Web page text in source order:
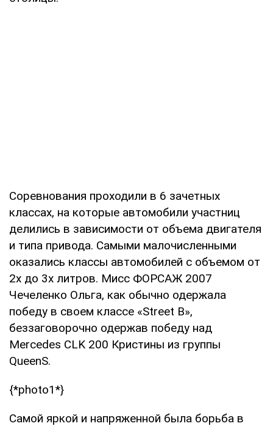
Соревнования проходили в 6 зачетных
классах, на которые автомобили участниц
делились в зависимости от объема двигателя
и типа привода. Самыми малочисленными
оказались классы автомобилей с объемом от
2х до 3х литров. Мисс ФОРСАЖ 2007
Чечеленко Ольга, как обычно одержала
победу в своем классе «Street B»,
беззаговорочно одержав победу над
Mercedes CLK 200 Кристины из группы
QueenS.
{*photo1*}
Самой яркой и напряженной была борьба в